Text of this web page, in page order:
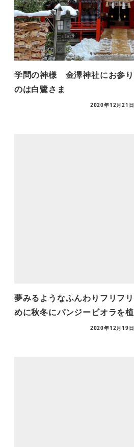
学問の神様 金澤神社にお参
のは白鷺さま
2020年12月21日
夢みるようなふんわりフリフ
めに秋冬にパンジービオラを
2020年12月19日